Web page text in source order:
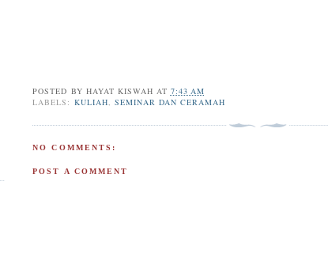
POSTED BY HAYAT KISWAH AT 7:43 AM
LABELS: KULIAH, SEMINAR DAN CERAMAH
NO COMMENTS:
POST A COMMENT